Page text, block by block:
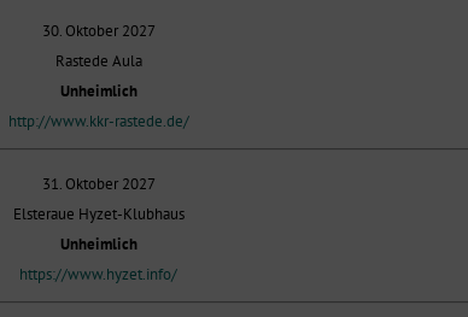
30. Oktober 2027
Rastede Aula
Unheimlich
http://www.kkr-rastede.de/
31. Oktober 2027
Elsteraue Hyzet-Klubhaus
Unheimlich
https://www.hyzet.info/